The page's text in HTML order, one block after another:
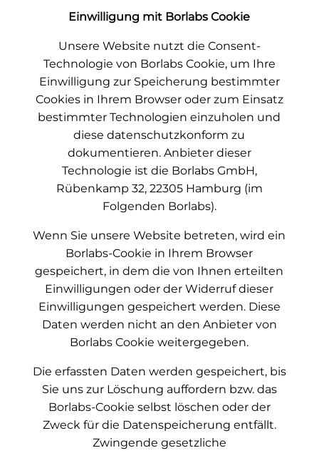
Einwilligung mit Borlabs Cookie
Unsere Website nutzt die Consent-
Technologie von Borlabs Cookie, um Ihre
Einwilligung zur Speicherung bestimmter
Cookies in Ihrem Browser oder zum Einsatz
bestimmter Technologien einzuholen und
diese datenschutzkonform zu
dokumentieren. Anbieter dieser
Technologie ist die Borlabs GmbH,
Rübenkamp 32, 22305 Hamburg (im
Folgenden Borlabs).
Wenn Sie unsere Website betreten, wird ein
Borlabs-Cookie in Ihrem Browser
gespeichert, in dem die von Ihnen erteilten
Einwilligungen oder der Widerruf dieser
Einwilligungen gespeichert werden. Diese
Daten werden nicht an den Anbieter von
Borlabs Cookie weitergegeben.
Die erfassten Daten werden gespeichert, bis
Sie uns zur Löschung auffordern bzw. das
Borlabs-Cookie selbst löschen oder der
Zweck für die Datenspeicherung entfällt.
Zwingende gesetzliche